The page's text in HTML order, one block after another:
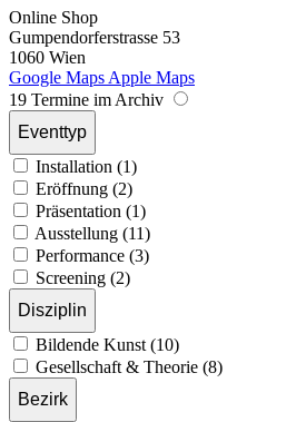
Online Shop
Gumpendorferstrasse 53
1060 Wien
Google Maps Apple Maps
19 Termine im Archiv
Eventtyp
Installation (1)
Eröffnung (2)
Präsentation (1)
Ausstellung (11)
Performance (3)
Screening (2)
Disziplin
Bildende Kunst (10)
Gesellschaft & Theorie (8)
Bezirk